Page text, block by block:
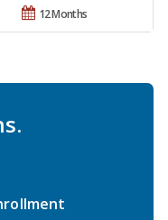
12 Months